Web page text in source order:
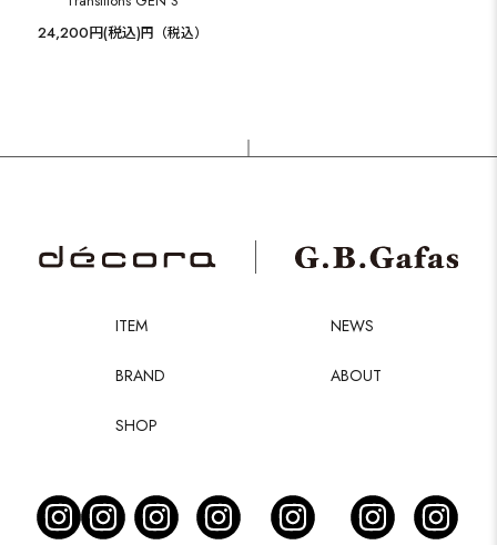
24,200円(税込)円（税込）
ITEM
BRAND
SHOP
NEWS
ABOUT